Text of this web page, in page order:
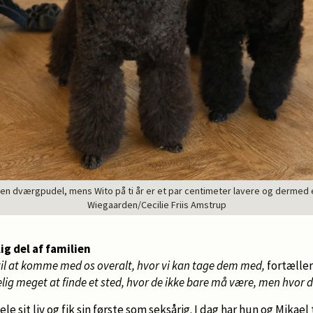
dværgpudel, mens Wito på ti år er et par centimeter lavere og dermed
Wiegaarden/Cecilie Friis Amstrup
del af familien
at komme med os overalt, hvor vi kan tage dem med,
meget at finde et sted, hvor de ikke bare må være, men hvor
sit liv og fik sin første som seksårig. I dag har hun og